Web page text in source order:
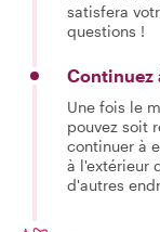
satisfera
questions !
Continuez
Une fois le
pouvez soit
continuer à
à l'extérieur
d'autres